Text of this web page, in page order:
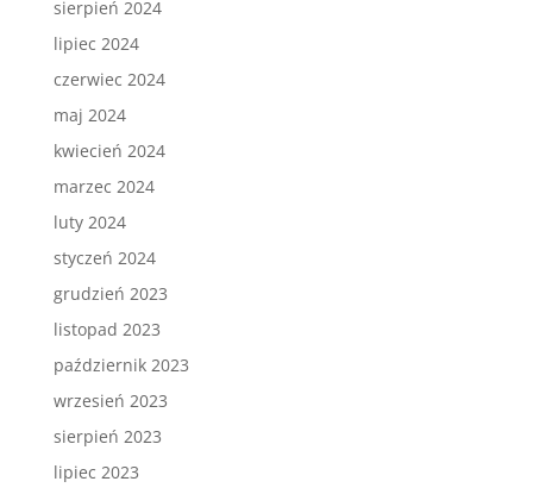
sierpień 2024
lipiec 2024
czerwiec 2024
maj 2024
kwiecień 2024
marzec 2024
luty 2024
styczeń 2024
grudzień 2023
listopad 2023
październik 2023
wrzesień 2023
sierpień 2023
lipiec 2023